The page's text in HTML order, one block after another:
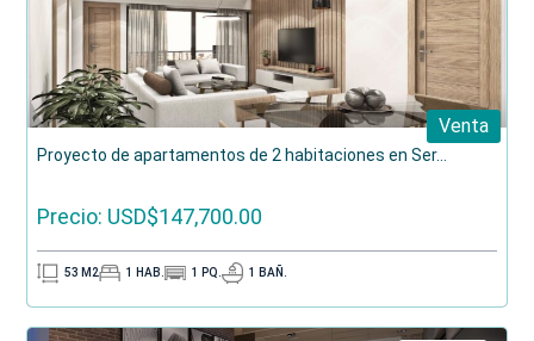
Venta
Proyecto de apartamentos de 2 habitaciones en Ser...
Precio: USD$147,700.00
53 M2 1 HAB. 1 PQ. 1 BAÑ.